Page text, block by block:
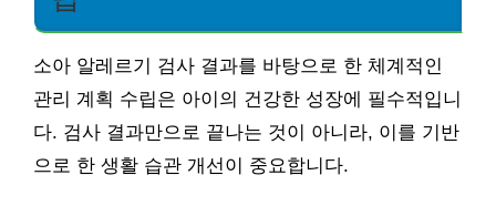
소아 알레르기 검사 결과를 바탕으로 한 체계적인
관리 계획 수립은 아이의 건강한 성장에 필수적입니
다. 검사 결과만으로 끝나는 것이 아니라, 이를 기반
으로 한 생활 습관 개선이 중요합니다.